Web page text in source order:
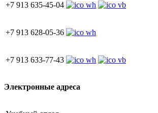
+7 913 635-45-04
+7 913 628-05-36
+7 913 633-77-43
Электронные адреса